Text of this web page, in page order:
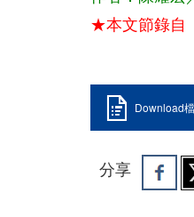
★本文節錄自
Download
分享